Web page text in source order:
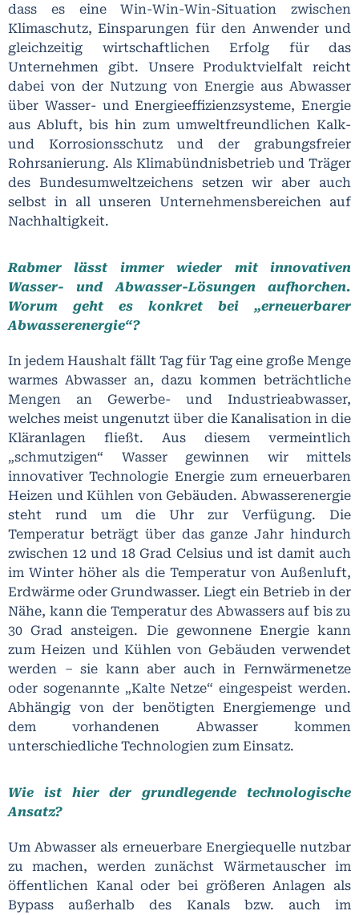
dass es eine Win-Win-Win-Situation zwischen
Klimaschutz, Einsparungen für den Anwender und
gleichzeitig wirtschaftlichen Erfolg für das
Unternehmen gibt. Unsere Produktvielfalt reicht
dabei von der Nutzung von Energie aus Abwasser
über Wasser- und Energieeffizienzsysteme, Energie
aus Abluft, bis hin zum umweltfreundlichen Kalk-
und Korrosionsschutz und der grabungsfreier
Rohrsanierung. Als Klimabündnisbetrieb und Träger
des Bundesumweltzeichens setzen wir aber auch
selbst in all unseren Unternehmensbereichen auf
Nachhaltigkeit.
Rabmer lässt immer wieder mit innovativen
Wasser- und Abwasser-Lösungen aufhorchen.
Worum geht es konkret bei „erneuerbarer
Abwasserenergie“?
In jedem Haushalt fällt Tag für Tag eine große Menge
warmes Abwasser an, dazu kommen beträchtliche
Mengen an Gewerbe- und Industrieabwasser,
welches meist ungenutzt über die Kanalisation in die
Kläranlagen fließt. Aus diesem vermeintlich
„schmutzigen“ Wasser gewinnen wir mittels
innovativer Technologie Energie zum erneuerbaren
Heizen und Kühlen von Gebäuden. Abwasserenergie
steht rund um die Uhr zur Verfügung. Die
Temperatur beträgt über das ganze Jahr hindurch
zwischen 12 und 18 Grad Celsius und ist damit auch
im Winter höher als die Temperatur von Außenluft,
Erdwärme oder Grundwasser. Liegt ein Betrieb in der
Nähe, kann die Temperatur des Abwassers auf bis zu
30 Grad ansteigen. Die gewonnene Energie kann
zum Heizen und Kühlen von Gebäuden verwendet
werden – sie kann aber auch in Fernwärmenetze
oder sogenannte „Kalte Netze“ eingespeist werden.
Abhängig von der benötigten Energiemenge und
dem vorhandenen Abwasser kommen
unterschiedliche Technologien zum Einsatz.
Wie ist hier der grundlegende technologische
Ansatz?
Um Abwasser als erneuerbare Energiequelle nutzbar
zu machen, werden zunächst Wärmetauscher im
öffentlichen Kanal oder bei größeren Anlagen als
Bypass außerhalb des Kanals bzw. auch im